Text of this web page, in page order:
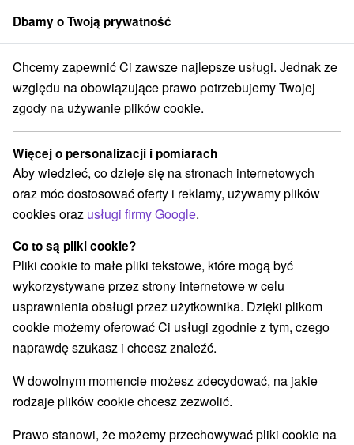
członek grupySorger
Slovensko Prešovský kraj Vysoké Tatry Domek Bilíka
Domek Bilíka
Wyświetl stronę internetową Przejdź do
+421 949 579 777 bilikch@azet.sk
Opinii Google
Hrebienok
062 01 Vysoké Tatry-Starý Smokovec
GPS:
N +49° 9' 36.31''
E +20° 13' 27.75''
Dbamy o Twoją prywatność
Chcemy zapewnić Ci zawsze najlepsze usługi. Jednak ze
względu na obowiązujące prawo potrzebujemy Twojej
zgody na używanie plików cookie.
Więcej o personalizacji i pomiarach
Aby wiedzieć, co dzieje się na stronach internetowych
oraz móc dostosować oferty i reklamy, używamy plików
cookies oraz usługi firmy Google.
Co to są pliki cookie?
Pliki cookie to małe pliki tekstowe, które mogą być
wykorzystywane przez strony internetowe w celu
usprawnienia obsługi przez użytkownika. Dzięki plikom
cookie możemy oferować Ci usługi zgodnie z tym, czego
naprawdę szukasz i chcesz znaleźć.
W dowolnym momencie możesz zdecydować, na jakie
rodzaje plików cookie chcesz zezwolić.
Prawo stanowi, że możemy przechowywać pliki cookie na